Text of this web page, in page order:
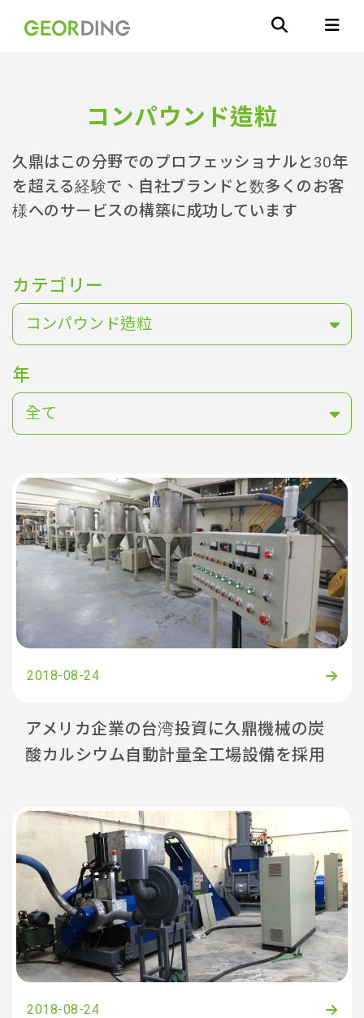
コンパウンド造粒
久鼎はこの分野でのプロフェッショナルと30年
を超える経験で、自社ブランドと数多くのお客
様へのサービスの構築に成功しています
カテゴリー
コンパウンド造粒
年
全て
2018-08-24
アメリカ企業の台湾投資に久鼎機械の炭
酸カルシウム自動計量全工場設備を採用
2018-08-24